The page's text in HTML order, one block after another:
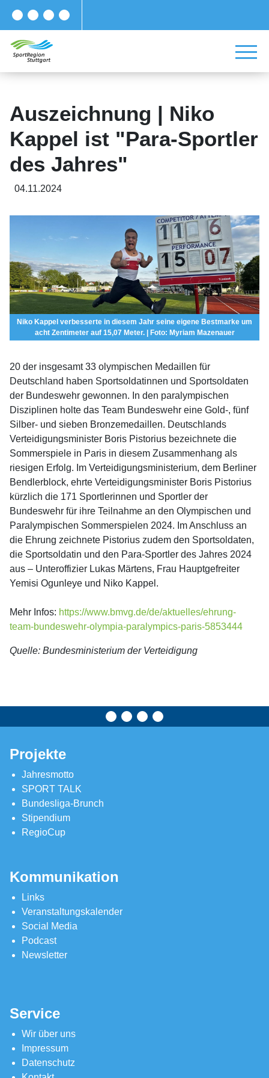
Auszeichnung | Niko
Kappel ist "Para-Sportler
des Jahres"
04.11.2024
Niko Kappel verbesserte in diesem Jahr seine eigene Bestmarke um
acht Zentimeter auf 15,07 Meter. | Foto: Myriam Mazenauer
20 der insgesamt 33 olympischen Medaillen für
Deutschland haben Sportsoldatinnen und Sportsoldaten
der Bundeswehr gewonnen. In den paralympischen
Disziplinen holte das Team Bundeswehr eine Gold-, fünf
Silber- und sieben Bronzemedaillen. Deutschlands
Verteidigungsminister Boris Pistorius bezeichnete die
Sommerspiele in Paris in diesem Zusammenhang als
riesigen Erfolg. Im Verteidigungsministerium, dem Berliner
Bendlerblock, ehrte Verteidigungsminister Boris Pistorius
kürzlich die 171 Sportlerinnen und Sportler der
Bundeswehr für ihre Teilnahme an den Olympischen und
Paralympischen Sommerspielen 2024. Im Anschluss an
die Ehrung zeichnete Pistorius zudem den Sportsoldaten,
die Sportsoldatin und den Para-Sportler des Jahres 2024
aus – Unteroffizier Lukas Märtens, Frau Hauptgefreiter
Yemisi Ogunleye und Niko Kappel.
Mehr Infos: https://www.bmvg.de/de/aktuelles/ehrung-
team-bundeswehr-olympia-paralympics-paris-5853444
Quelle: Bundesministerium der Verteidigung
Projekte
Jahresmotto
SPORT TALK
Bundesliga-Brunch
Stipendium
RegioCup
Kommunikation
Links
Veranstaltungskalender
Social Media
Podcast
Newsletter
Service
Wir über uns
Impressum
Datenschutz